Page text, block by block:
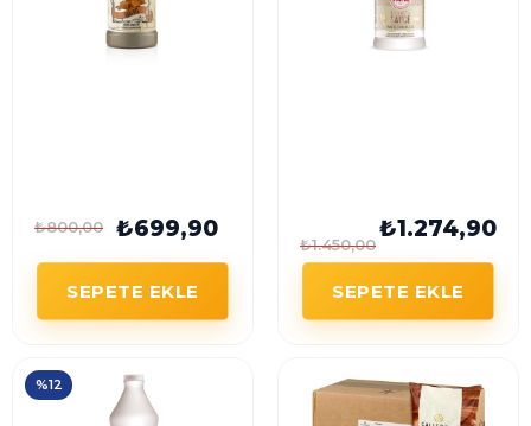
₺699,90
₺800,00
SEPETE EKLE
₺1.274,90
₺1.450,00
SEPETE EKLE
%12